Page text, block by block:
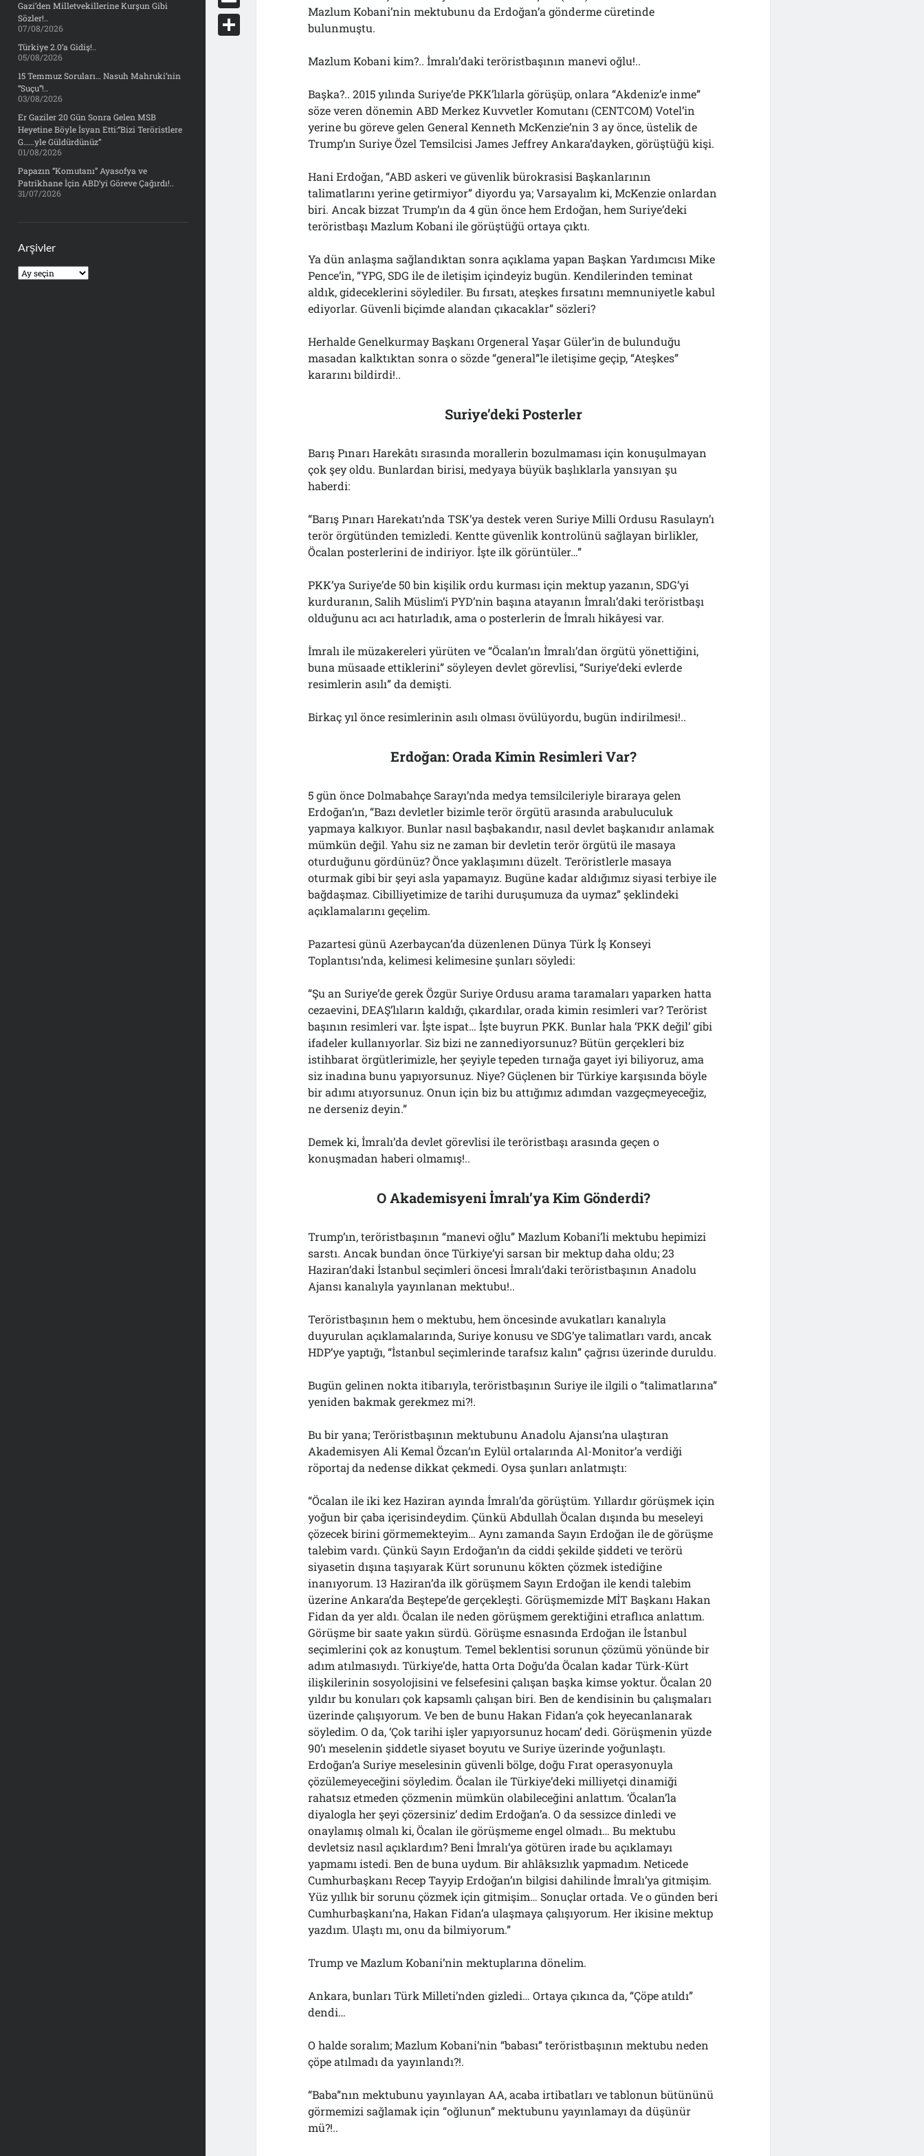
Gazi’den Milletvekillerine Kurşun Gibi
Sözler!..
07/08/2026
Türkiye 2.0’a Gidiş!..
05/08/2026
15 Temmuz Soruları… Nasuh Mahruki’nin
“Suçu”!..
03/08/2026
Er Gaziler 20 Gün Sonra Gelen MSB
Heyetine Böyle İsyan Etti:“Bizi Teröristlere
G……yle Güldürdünüz”
01/08/2026
Papazın “Komutanı” Ayasofya ve
Patrikhane İçin ABD’yi Göreve Çağırdı!..
31/07/2026
Arşivler
Arşivler
Mazlum Kobani’nin mektubunu da Erdoğan’a gönderme cüretinde
bulunmuştu.
Mazlum Kobani kim?.. İmralı’daki teröristbaşının manevi oğlu!..
Başka?.. 2015 yılında Suriye’de PKK’lılarla görüşüp, onlara “Akdeniz’e inme”
söze veren dönemin ABD Merkez Kuvvetler Komutanı (CENTCOM) Votel’in
yerine bu göreve gelen General Kenneth McKenzie’nin 3 ay önce, üstelik de
Trump’ın Suriye Özel Temsilcisi James Jeffrey Ankara’dayken, görüştüğü kişi.
Hani Erdoğan, “ABD askeri ve güvenlik bürokrasisi Başkanlarının
talimatlarını yerine getirmiyor” diyordu ya; Varsayalım ki, McKenzie onlardan
biri. Ancak bizzat Trump’ın da 4 gün önce hem Erdoğan, hem Suriye’deki
teröristbaşı Mazlum Kobani ile görüştüğü ortaya çıktı.
Ya dün anlaşma sağlandıktan sonra açıklama yapan Başkan Yardımcısı Mike
Pence’in, “YPG, SDG ile de iletişim içindeyiz bugün. Kendilerinden teminat
aldık, gideceklerini söylediler. Bu fırsatı, ateşkes fırsatını memnuniyetle kabul
ediyorlar. Güvenli biçimde alandan çıkacaklar” sözleri?
Herhalde Genelkurmay Başkanı Orgeneral Yaşar Güler’in de bulunduğu
masadan kalktıktan sonra o sözde “general”le iletişime geçip, “Ateşkes”
kararını bildirdi!..
Suriye’deki Posterler
Barış Pınarı Harekâtı sırasında morallerin bozulmaması için konuşulmayan
çok şey oldu. Bunlardan birisi, medyaya büyük başlıklarla yansıyan şu
haberdi:
“Barış Pınarı Harekatı’nda TSK’ya destek veren Suriye Milli Ordusu Rasulayn’ı
terör örgütünden temizledi. Kentte güvenlik kontrolünü sağlayan birlikler,
Öcalan posterlerini de indiriyor. İşte ilk görüntüler…”
PKK’ya Suriye’de 50 bin kişilik ordu kurması için mektup yazanın, SDG’yi
kurduranın, Salih Müslim’i PYD’nin başına atayanın İmralı’daki teröristbaşı
olduğunu acı acı hatırladık, ama o posterlerin de İmralı hikâyesi var.
İmralı ile müzakereleri yürüten ve “Öcalan’ın İmralı’dan örgütü yönettiğini,
buna müsaade ettiklerini” söyleyen devlet görevlisi, “Suriye’deki evlerde
resimlerin asılı” da demişti.
Birkaç yıl önce resimlerinin asılı olması övülüyordu, bugün indirilmesi!..
Erdoğan: Orada Kimin Resimleri Var?
5 gün önce Dolmabahçe Sarayı’nda medya temsilcileriyle biraraya gelen
Erdoğan’ın, “Bazı devletler bizimle terör örgütü arasında arabuluculuk
yapmaya kalkıyor. Bunlar nasıl başbakandır, nasıl devlet başkanıdır anlamak
mümkün değil. Yahu siz ne zaman bir devletin terör örgütü ile masaya
oturduğunu gördünüz? Önce yaklaşımını düzelt. Teröristlerle masaya
oturmak gibi bir şeyi asla yapamayız. Bugüne kadar aldığımız siyasi terbiye ile
bağdaşmaz. Cibilliyetimize de tarihi duruşumuza da uymaz” şeklindeki
açıklamalarını geçelim.
Pazartesi günü Azerbaycan’da düzenlenen Dünya Türk İş Konseyi
Toplantısı’nda, kelimesi kelimesine şunları söyledi:
“Şu an Suriye’de gerek Özgür Suriye Ordusu arama taramaları yaparken hatta
cezaevini, DEAŞ’lıların kaldığı, çıkardılar, orada kimin resimleri var? Terörist
başının resimleri var. İşte ispat… İşte buyrun PKK. Bunlar hala ‘PKK değil’ gibi
ifadeler kullanıyorlar. Siz bizi ne zannediyorsunuz? Bütün gerçekleri biz
istihbarat örgütlerimizle, her şeyiyle tepeden tırnağa gayet iyi biliyoruz, ama
siz inadına bunu yapıyorsunuz. Niye? Güçlenen bir Türkiye karşısında böyle
bir adımı atıyorsunuz. Onun için biz bu attığımız adımdan vazgeçmeyeceğiz,
ne derseniz deyin.”
Demek ki, İmralı’da devlet görevlisi ile teröristbaşı arasında geçen o
konuşmadan haberi olmamış!..
O Akademisyeni İmralı’ya Kim Gönderdi?
Trump’ın, teröristbaşının “manevi oğlu” Mazlum Kobani’li mektubu hepimizi
sarstı. Ancak bundan önce Türkiye’yi sarsan bir mektup daha oldu; 23
Haziran’daki İstanbul seçimleri öncesi İmralı’daki teröristbaşının Anadolu
Ajansı kanalıyla yayınlanan mektubu!..
Teröristbaşının hem o mektubu, hem öncesinde avukatları kanalıyla
duyurulan açıklamalarında, Suriye konusu ve SDG’ye talimatları vardı, ancak
HDP’ye yaptığı, “İstanbul seçimlerinde tarafsız kalın” çağrısı üzerinde duruldu.
Bugün gelinen nokta itibarıyla, teröristbaşının Suriye ile ilgili o “talimatlarına”
yeniden bakmak gerekmez mi?!.
Bu bir yana; Teröristbaşının mektubunu Anadolu Ajansı’na ulaştıran
Akademisyen Ali Kemal Özcan’ın Eylül ortalarında Al-Monitor’a verdiği
röportaj da nedense dikkat çekmedi. Oysa şunları anlatmıştı:
“Öcalan ile iki kez Haziran ayında İmralı’da görüştüm. Yıllardır görüşmek için
yoğun bir çaba içerisindeydim. Çünkü Abdullah Öcalan dışında bu meseleyi
çözecek birini görmemekteyim… Aynı zamanda Sayın Erdoğan ile de görüşme
talebim vardı. Çünkü Sayın Erdoğan’ın da ciddi şekilde şiddeti ve terörü
siyasetin dışına taşıyarak Kürt sorununu kökten çözmek istediğine
inanıyorum. 13 Haziran’da ilk görüşmem Sayın Erdoğan ile kendi talebim
üzerine Ankara’da Beştepe’de gerçekleşti. Görüşmemizde MİT Başkanı Hakan
Fidan da yer aldı. Öcalan ile neden görüşmem gerektiğini etraflıca anlattım.
Görüşme bir saate yakın sürdü. Görüşme esnasında Erdoğan ile İstanbul
seçimlerini çok az konuştum. Temel beklentisi sorunun çözümü yönünde bir
adım atılmasıydı. Türkiye’de, hatta Orta Doğu’da Öcalan kadar Türk-Kürt
ilişkilerinin sosyolojisini ve felsefesini çalışan başka kimse yoktur. Öcalan 20
yıldır bu konuları çok kapsamlı çalışan biri. Ben de kendisinin bu çalışmaları
üzerinde çalışıyorum. Ve ben de bunu Hakan Fidan’a çok heyecanlanarak
söyledim. O da, ‘Çok tarihi işler yapıyorsunuz hocam’ dedi. Görüşmenin yüzde
90’ı meselenin şiddetle siyaset boyutu ve Suriye üzerinde yoğunlaştı.
Erdoğan’a Suriye meselesinin güvenli bölge, doğu Fırat operasyonuyla
çözülemeyeceğini söyledim. Öcalan ile Türkiye’deki milliyetçi dinamiği
rahatsız etmeden çözmenin mümkün olabileceğini anlattım. ‘Öcalan’la
diyalogla her şeyi çözersiniz’ dedim Erdoğan’a. O da sessizce dinledi ve
onaylamış olmalı ki, Öcalan ile görüşmeme engel olmadı… Bu mektubu
devletsiz nasıl açıklardım? Beni İmralı’ya götüren irade bu açıklamayı
yapmamı istedi. Ben de buna uydum. Bir ahlâksızlık yapmadım. Neticede
Cumhurbaşkanı Recep Tayyip Erdoğan’ın bilgisi dahilinde İmralı’ya gitmişim.
Yüz yıllık bir sorunu çözmek için gitmişim… Sonuçlar ortada. Ve o günden beri
Cumhurbaşkanı’na, Hakan Fidan’a ulaşmaya çalışıyorum. Her ikisine mektup
yazdım. Ulaştı mı, onu da bilmiyorum.”
Trump ve Mazlum Kobani’nin mektuplarına dönelim.
Ankara, bunları Türk Milleti’nden gizledi… Ortaya çıkınca da, “Çöpe atıldı”
dendi…
O halde soralım; Mazlum Kobani’nin “babası” teröristbaşının mektubu neden
çöpe atılmadı da yayınlandı?!.
“Baba”nın mektubunu yayınlayan AA, acaba irtibatları ve tablonun bütününü
görmemizi sağlamak için “oğlunun” mektubunu yayınlamayı da düşünür
mü?!..
y
db
d
d
o
c
E